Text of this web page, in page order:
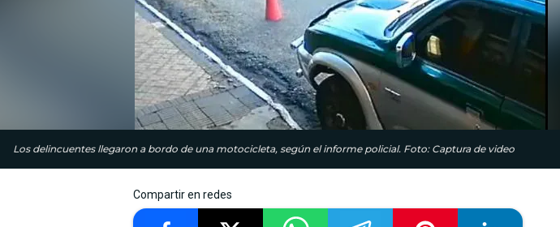
Los delincuentes llegaron a bordo de una motocicleta, según el informe policial. Foto: Captura de video
Compartir en redes